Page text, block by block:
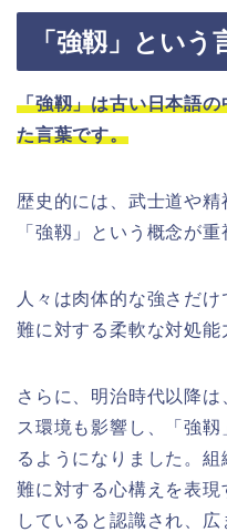
「強靱」という
「強靱」は古い日本語
た言葉です。
歴史的には、武士道や
「強靱」という概念が
人々は肉体的な強さだ
難に対する柔軟な対処能
さらに、明治時代以降
ス環境も影響し、「強
るようになりました。
難に対する心構えを表
していると認識され、広